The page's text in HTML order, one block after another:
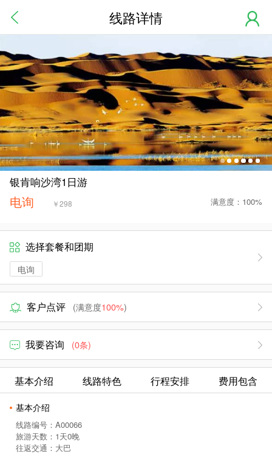
线路详情
银肯响沙湾1日游
电询 ￥298 满意度：100%
选择套餐和团期
电询
客户点评 (满意度100%)
我要咨询 (0条)
基本介绍 线路特色 行程安排 费用包含
基本介绍
线路编号：A00066
旅游天数：1天0晚
往返交通：大巴